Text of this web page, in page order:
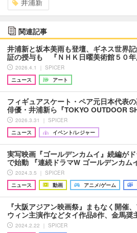
関連記事
井浦新と坂本美雨も登壇、ギネス世界
証の授与も 『ＮＨＫ日曜美術館５０
2026.4.1 ｜ SPICER
ニュース
アート
フィギュアスケート・ペア元日本代表の
俳優・井浦新ら『TOKYO OUTDOOR
2026.3.31 ｜ SPICER
ニュース
イベント/レジャー
実写映画『ゴールデンカムイ』続編が
で始動 『連続ドラマW ゴールデンカ
2024.3.5 ｜ SPICER
ニュース
動画 アニメ/ゲーム
『大阪アジアン映画祭』まもなく開催
ウィン主演作などタイ作品8作、金馬
2024.2.22 ｜ SPICER